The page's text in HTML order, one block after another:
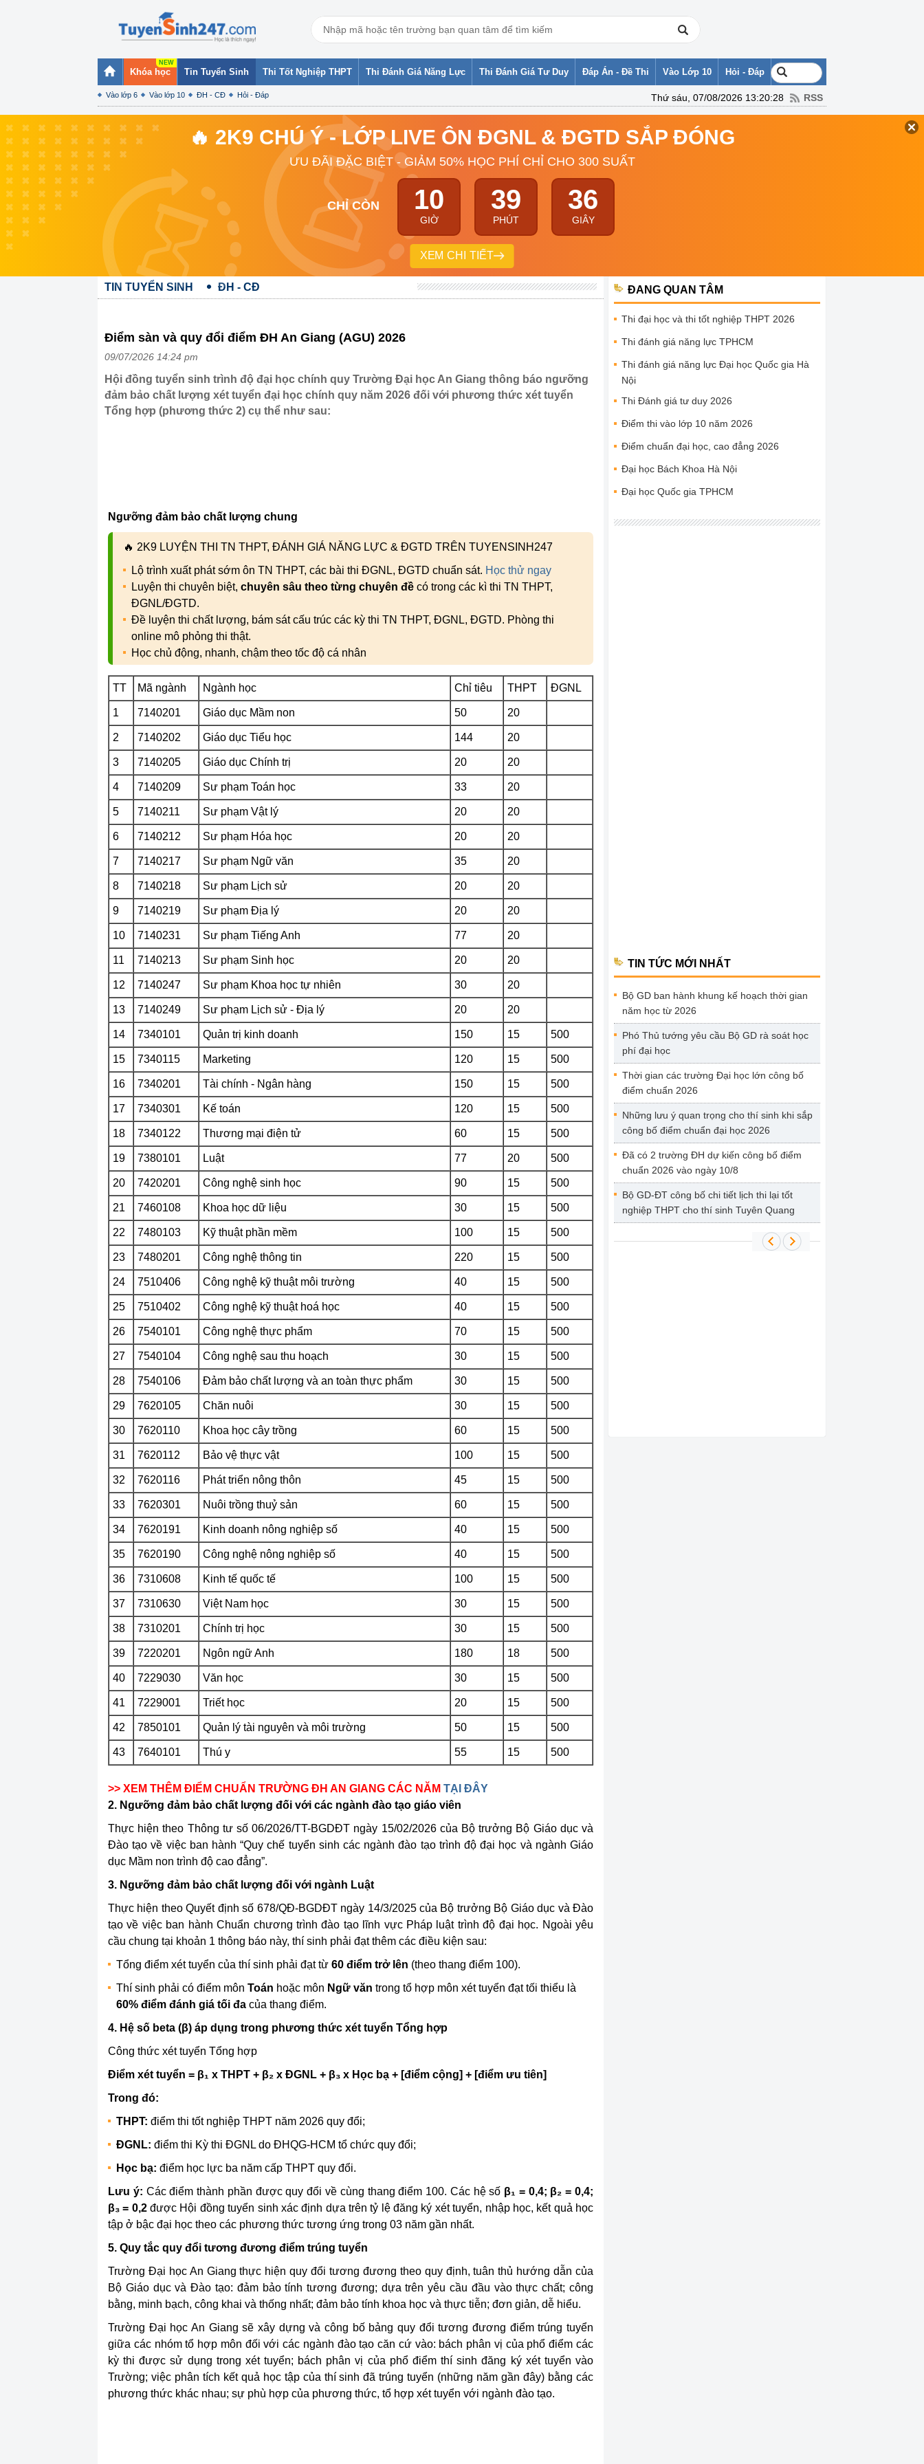
Khóa học Tin Tuyển Sinh
Vào lớp 6 Vào lớp 10 ĐH - CĐ Hỏi - Đáp
Thi Tốt Nghiệp THPT Thi Đánh Giá Năng Lực Thi Đánh Giá Tư Duy Đáp Án - Đề Thi Vào Lớp 10 Hỏi - Đáp
Thứ sáu, 07/08/2026 13:20:28 RSS
🔥 2K9 CHÚ Ý - LỚP LIVE ÔN ĐGNL & ĐGTD SẮP ĐÓNG
ƯU ĐÃI ĐẶC BIỆT - GIẢM 50% HỌC PHÍ CHỈ CHO 300 SUẤT
CHỈ CÒN 10
GIỜ
39
PHÚT
35
GIÂY
XEM CHI TIẾT
TIN TUYỂN SINH ĐH - CĐ
Điểm sàn và quy đổi điểm ĐH An Giang (AGU) 2026
09/07/2026 14:24 pm
Hội đồng tuyển sinh trình độ đại học chính quy Trường Đại học An Giang thông báo ngưỡng
đảm bảo chất lượng xét tuyển đại học chính quy năm 2026 đối với phương thức xét tuyển
Tổng hợp (phương thức 2) cụ thể như sau:
Ngưỡng đảm bảo chất lượng chung
🔥 2K9 LUYỆN THI TN THPT, ĐÁNH GIÁ NĂNG LỰC & ĐGTD TRÊN TUYENSINH247
Lộ trình xuất phát sớm ôn TN THPT, các bài thi ĐGNL, ĐGTD chuẩn sát. Học thử ngay
Luyện thi chuyên biệt, chuyên sâu theo từng chuyên đề có trong các kì thi TN THPT,
ĐGNL/ĐGTD.
Đề luyện thi chất lượng, bám sát cấu trúc các kỳ thi TN THPT, ĐGNL, ĐGTD. Phòng thi
online mô phỏng thi thật.
Học chủ động, nhanh, chậm theo tốc độ cá nhân
TT Mã ngành Ngành học Chỉ tiêu THPT ĐGNL
1 7140201 Giáo dục Mầm non 50 20
2 7140202 Giáo dục Tiểu học 144 20
3 7140205 Giáo dục Chính trị 20 20
4 7140209 Sư phạm Toán học 33 20
5 7140211 Sư phạm Vật lý 20 20
6 7140212 Sư phạm Hóa học 20 20
7 7140217 Sư phạm Ngữ văn 35 20
8 7140218 Sư phạm Lịch sử 20 20
9 7140219 Sư phạm Địa lý 20 20
10 7140231 Sư phạm Tiếng Anh 77 20
11 7140213 Sư phạm Sinh học 20 20
12 7140247 Sư phạm Khoa học tự nhiên 30 20
13 7140249 Sư phạm Lịch sử - Địa lý 20 20
14 7340101 Quản trị kinh doanh 150 15 500
15 7340115 Marketing 120 15 500
16 7340201 Tài chính - Ngân hàng 150 15 500
17 7340301 Kế toán 120 15 500
18 7340122 Thương mại điện tử 60 15 500
19 7380101 Luật 77 20 500
20 7420201 Công nghệ sinh học 90 15 500
21 7460108 Khoa học dữ liệu 30 15 500
22 7480103 Kỹ thuật phần mềm 100 15 500
23 7480201 Công nghệ thông tin 220 15 500
24 7510406 Công nghệ kỹ thuật môi trường 40 15 500
25 7510402 Công nghệ kỹ thuật hoá học 40 15 500
26 7540101 Công nghệ thực phẩm 70 15 500
27 7540104 Công nghệ sau thu hoạch 30 15 500
28 7540106 Đảm bảo chất lượng và an toàn thực phẩm 30 15 500
29 7620105 Chăn nuôi 30 15 500
30 7620110 Khoa học cây trồng 60 15 500
31 7620112 Bảo vệ thực vật 100 15 500
32 7620116 Phát triển nông thôn 45 15 500
33 7620301 Nuôi trồng thuỷ sản 60 15 500
34 7620191 Kinh doanh nông nghiệp số 40 15 500
35 7620190 Công nghệ nông nghiệp số 40 15 500
36 7310608 Kinh tế quốc tế 100 15 500
37 7310630 Việt Nam học 30 15 500
38 7310201 Chính trị học 30 15 500
39 7220201 Ngôn ngữ Anh 180 18 500
40 7229030 Văn học 30 15 500
41 7229001 Triết học 20 15 500
42 7850101 Quản lý tài nguyên và môi trường 50 15 500
43 7640101 Thú y 55 15 500
>> XEM THÊM ĐIỂM CHUẨN TRƯỜNG ĐH AN GIANG CÁC NĂM TẠI ĐÂY
2. Ngưỡng đảm bảo chất lượng đối với các ngành đào tạo giáo viên
Thực hiện theo Thông tư số 06/2026/TT-BGDĐT ngày 15/02/2026 của Bộ trưởng Bộ Giáo dục và
Đào tạo về việc ban hành “Quy chế tuyển sinh các ngành đào tạo trình độ đại học và ngành Giáo
dục Mầm non trình độ cao đẳng”.
3. Ngưỡng đảm bảo chất lượng đối với ngành Luật
Thực hiện theo Quyết định số 678/QĐ-BGDĐT ngày 14/3/2025 của Bộ trưởng Bộ Giáo dục và Đào
tạo về việc ban hành Chuẩn chương trình đào tạo lĩnh vực Pháp luật trình độ đại học. Ngoài yêu
cầu chung tại khoản 1 thông báo này, thí sinh phải đạt thêm các điều kiện sau:
Tổng điểm xét tuyển của thí sinh phải đạt từ 60 điểm trở lên (theo thang điểm 100).
Thí sinh phải có điểm môn Toán hoặc môn Ngữ văn trong tổ hợp môn xét tuyển đạt tối thiểu là
60% điểm đánh giá tối đa của thang điểm.
4. Hệ số beta (β) áp dụng trong phương thức xét tuyển Tổng hợp
Công thức xét tuyển Tổng hợp
Điểm xét tuyển = β₁ x THPT + β₂ x ĐGNL + β₃ x Học bạ + [điểm cộng] + [điểm ưu tiên]
Trong đó:
THPT: điểm thi tốt nghiệp THPT năm 2026 quy đổi;
ĐGNL: điểm thi Kỳ thi ĐGNL do ĐHQG-HCM tổ chức quy đổi;
Học bạ: điểm học lực ba năm cấp THPT quy đổi.
Lưu ý: Các điểm thành phần được quy đổi về cùng thang điểm 100. Các hệ số β₁ = 0,4; β₂ = 0,4;
β₃ = 0,2được Hội đồng tuyển sinh xác định dựa trên tỷ lệ đăng ký xét tuyển, nhập học, kết quả học
tập ở bậc đại học theo các phương thức tương ứng trong 03 năm gần nhất.
5. Quy tắc quy đổi tương đương điểm trúng tuyển
Trường Đại học An Giang thực hiện quy đổi tương đương theo quy định, tuân thủ hướng dẫn của
Bộ Giáo dục và Đào tạo: đảm bảo tính tương đương; dựa trên yêu cầu đầu vào thực chất; công
bằng, minh bạch, công khai và thống nhất; đảm bảo tính khoa học và thực tiễn; đơn giản, dễ hiểu.
Trường Đại học An Giang sẽ xây dựng và công bố bảng quy đổi tương đương điểm trúng tuyển
giữa các nhóm tổ hợp môn đối với các ngành đào tạo căn cứ vào: bách phân vị của phổ điểm các
kỳ thi được sử dụng trong xét tuyển; bách phân vị của phổ điểm thí sinh đăng ký xét tuyển vào
Trường; việc phân tích kết quả học tập của thí sinh đã trúng tuyển (những năm gần đây) bằng các
phương thức khác nhau; sự phù hợp của phương thức, tổ hợp xét tuyển với ngành đào tạo.
ĐANG QUAN TÂM
Thi đại học và thi tốt nghiệp THPT 2026
Thi đánh giá năng lực TPHCM
Thi đánh giá năng lực Đại học Quốc gia Hà
Nội
Thi Đánh giá tư duy 2026
Điểm thi vào lớp 10 năm 2026
Điểm chuẩn đại học, cao đẳng 2026
Đại học Bách Khoa Hà Nội
Đại học Quốc gia TPHCM
TIN TỨC MỚI NHẤT
Bộ GD ban hành khung kế hoạch thời gian
năm học từ 2026
Phó Thủ tướng yêu cầu Bộ GD rà soát học
phí đại học
Thời gian các trường Đại học lớn công bố
điểm chuẩn 2026
Những lưu ý quan trọng cho thí sinh khi sắp
công bố điểm chuẩn đại học 2026
Đã có 2 trường ĐH dự kiến công bố điểm
chuẩn 2026 vào ngày 10/8
Bộ GD-ĐT công bố chi tiết lịch thi lại tốt
nghiệp THPT cho thí sinh Tuyên Quang